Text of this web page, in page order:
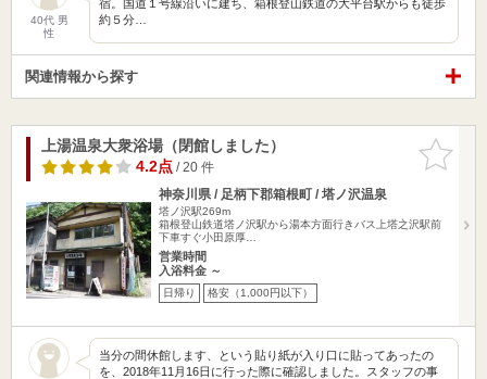
40代 男
性
宿。国道１号線沿いに建ち、箱根登山鉄道の大平台駅からも徒歩
約５分…
関連情報から探す
お気に入
りに追加
上湯温泉大衆浴場（閉館しました）
4.2点/ 20 件
神奈川県 / 足柄下郡箱根町 / 塔ノ沢温泉
塔ノ沢駅269m
箱根登山鉄道塔ノ沢駅から湯本方面行きバス上塔之沢駅前
下車すぐ小田原厚…
営業時間
入浴料金 ～
日帰り 格安（1,000円以下）
当分の間休館します、という貼り紙が入り口に貼ってあったの
を、2018年11月16日に行った際に確認しました。スタッフの事